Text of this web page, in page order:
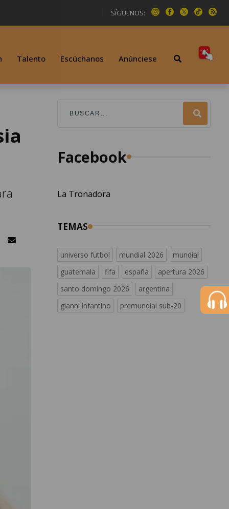
SÍGUENOS:
Talento Escúchanos Anúnciese
Facebook
La Tronadora
TEMAS
universo futbol mundial 2026
mundial
guatemala
fifa españa
apertura 2026
santo domingo 2026
argentina
gianni infantino
premundial sub-20